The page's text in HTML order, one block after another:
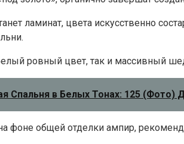
ламинат, цвета искусственно
ровный цвет, так и массивный
Спальня в Белых Тонах: 125 (Фото)
фоне общей отделки ампир,